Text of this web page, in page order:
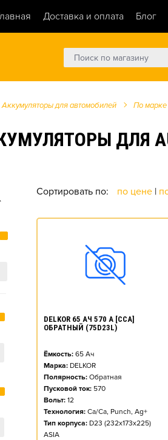
Доставка и оплата Блог
Аккумуляторы для автомобилей По марке
ДЛЯ
Сортировать по: по цене |
DELKOR 65 АЧ 570 А [CCA]
ОБРАТНЫЙ (75D23L)
Ёмкость: 65 Ач
Марка: DELKOR
Полярность: Обратная
Пусковой ток: 570
Вольт: 12
Технология: Ca/Ca, Punch, Ag+
Тип корпуса: D23 (232x173x225)
ASIA